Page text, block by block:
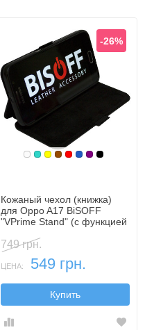
Белый
Бирюзовый
Желтый
Коричневый
Красный
Синий,Черный
-26%
Кожаный чехол (книжка)
для Oppo A17 BiSOFF
"VPrime Stand" (с функцией
749 грн.
ЦЕНА: 549 грн.
Купить